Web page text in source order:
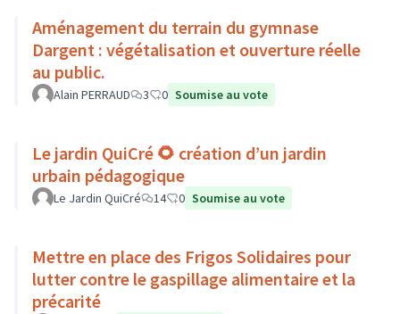
Aménagement du terrain du gymnase
Dargent : végétalisation et ouverture réelle
au public.
Alain PERRAUD 3 0 Soumise au vote
Le jardin QuiCré 🌻 création d’un jardin
urbain pédagogique
Le Jardin QuiCré 14 0 Soumise au vote
Mettre en place des Frigos Solidaires pour
lutter contre le gaspillage alimentaire et la
précarité